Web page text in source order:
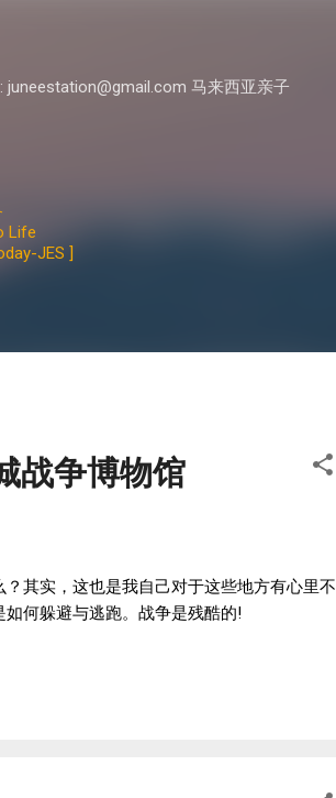
马来西亚亲子
Life
JES ]
战争博物馆
其实，这也是我自己对于这些地方有心里不
何躲避与逃跑。战争是残酷的!